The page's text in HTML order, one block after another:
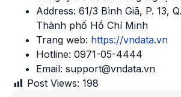
Address: 61/3 Bình Giã, P. 13,
Thành phố Hồ Chí Minh
Trang web: https://vndata.vn
Hotline: 0971-05-4444
Email: support@vndata.vn
Post Views: 198